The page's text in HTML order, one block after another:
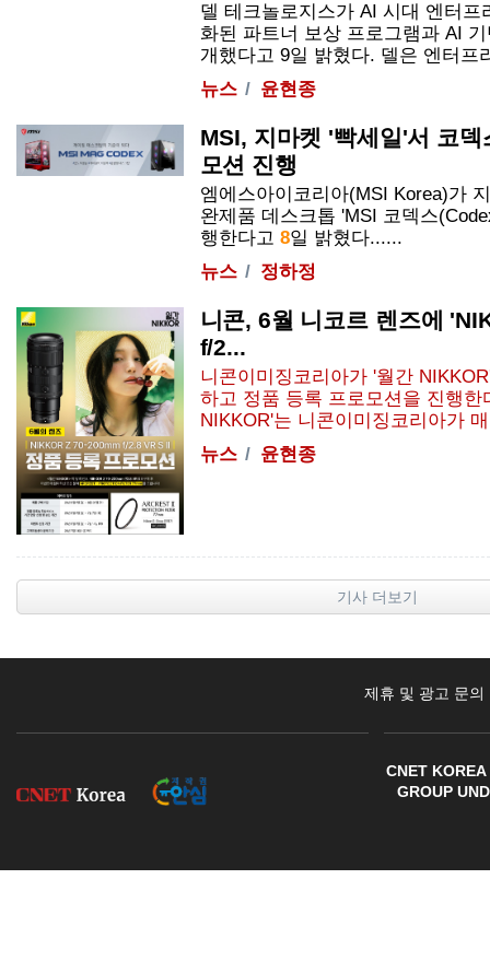
델 테크놀로지스가 AI 시대 엔터
화된 파트너 보상 프로그램과 AI
개했다고 9일 밝혔다. 델은 엔터프
뉴스
윤현종
MSI, 지마켓 '빡세일'서 코
모션 진행
엠에스아이코리아(MSI Korea)가
완제품 데스크톱 'MSI 코덱스
행한다고 8일 밝혔다......
뉴스
정하정
니콘, 6월 니코르 렌즈에
f/2...
니콘이미징코리아가 '월간
하고 정품 등록 프로모션을 진행한
NIKKOR'는 니콘이미징코리아가
뉴스
윤현종
기사 더보기
제휴 및 광고 문의
CNET
GROUP